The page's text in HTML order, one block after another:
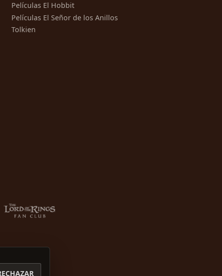
Películas El Hobbit
Películas El Señor de los Anillos
Tolkien